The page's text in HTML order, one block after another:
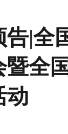
告|全
暨全
动